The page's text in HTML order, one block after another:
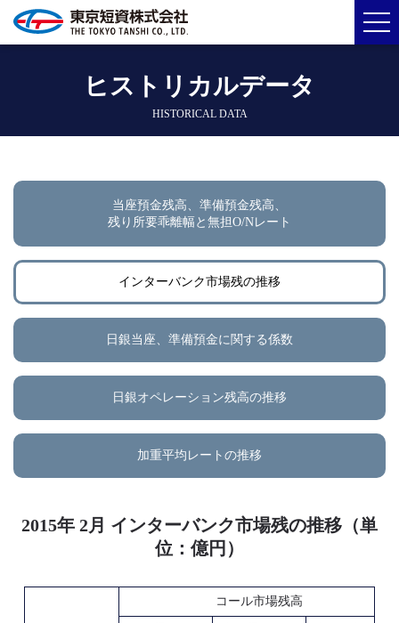
ヒストリカルデータ
HISTORICAL DATA
当座預金残高、準備預金残高、
残り所要乖離幅と無担O/Nレート
インターバンク市場残の推移
日銀当座、準備預金に関する係数
日銀オペレーション残高の推移
加重平均レートの推移
2015年 2月 インターバンク市場残の推移（単
位：億円）
コール市場残高